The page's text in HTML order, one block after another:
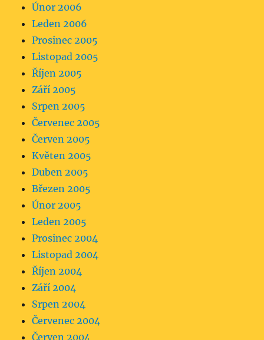
Únor 2006
Leden 2006
Prosinec 2005
Listopad 2005
Říjen 2005
Září 2005
Srpen 2005
Červenec 2005
Červen 2005
Květen 2005
Duben 2005
Březen 2005
Únor 2005
Leden 2005
Prosinec 2004
Listopad 2004
Říjen 2004
Září 2004
Srpen 2004
Červenec 2004
Červen 2004